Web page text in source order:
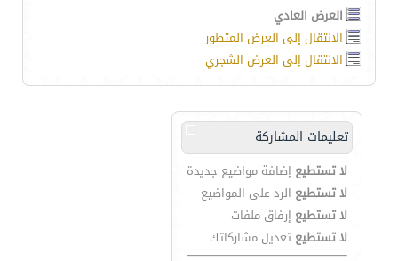
العرض العادي
الانتقال إلى العرض المتطور
الانتقال إلى العرض الشجري
تعليمات المشاركة
لا تستطيع إضافة مواضيع جديدة
لا تستطيع الرد على المواضيع
لا تستطيع إرفاق ملفات
لا تستطيع تعديل مشاركاتك